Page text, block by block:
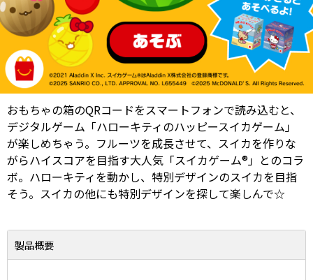
おもちゃの箱のQRコードをスマートフォンで読み込むと、
デジタルゲーム「ハローキティのハッピースイカゲーム」
が楽しめちゃう。フルーツを成長させて、スイカを作りな
がらハイスコアを目指す大人気「スイカゲーム®」とのコラ
ボ。ハローキティを動かし、特別デザインのスイカを目指
そう。スイカの他にも特別デザインを探して楽しんで☆
製品概要